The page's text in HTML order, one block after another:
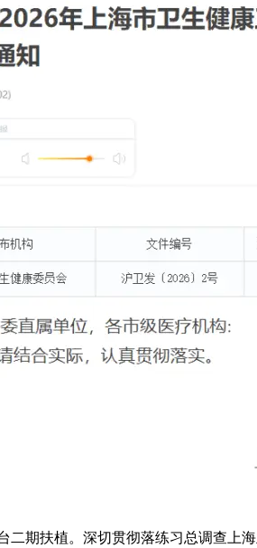
期扶植。深切贯彻落练习总调查上